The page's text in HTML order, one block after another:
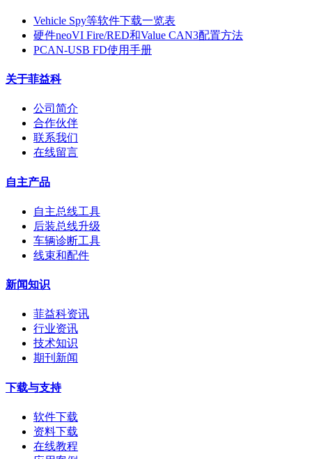
Vehicle Spy等软件下载一览表
硬件neoVI Fire/RED和Value CAN3配置方法
PCAN-USB FD使用手册
关于菲益科
公司简介
合作伙伴
联系我们
在线留言
自主产品
自主总线工具
后装总线升级
车辆诊断工具
线束和配件
新闻知识
菲益科资讯
行业资讯
技术知识
期刊新闻
下载与支持
软件下载
资料下载
在线教程